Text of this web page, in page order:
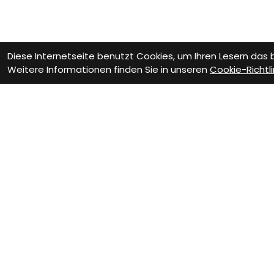
Diese Internetseite benutzt Cookies, um Ihren Lesern
Weitere Informationen finden Sie in unseren Cookie-